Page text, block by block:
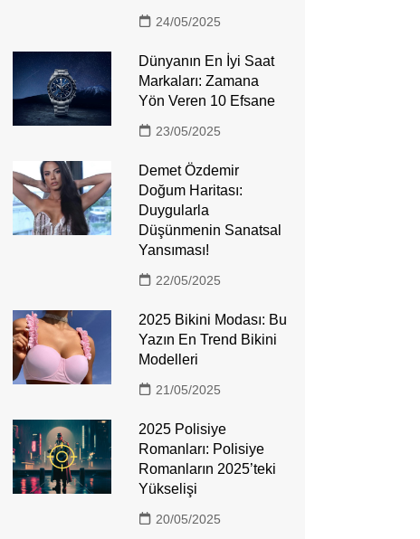
24/05/2025
Dünyanın En İyi Saat
Markaları: Zamana
Yön Veren 10 Efsane
23/05/2025
Demet Özdemir
Doğum Haritası:
Duygularla
Düşünmenin Sanatsal
Yansıması!
22/05/2025
2025 Bikini Modası: Bu
Yazın En Trend Bikini
Modelleri
21/05/2025
2025 Polisiye
Romanları: Polisiye
Romanların 2025’teki
Yükselişi
20/05/2025